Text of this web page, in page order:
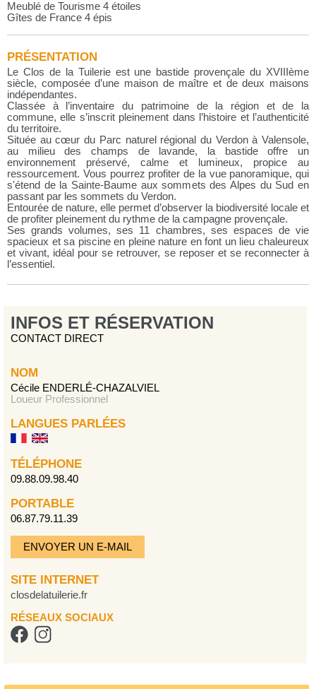
Meublé de Tourisme 4 étoiles
Gîtes de France 4 épis
PRÉSENTATION
Le Clos de la Tuilerie est une bastide provençale du XVIIIème
siècle, composée d’une maison de maître et de deux maisons
indépendantes.
Classée à l’inventaire du patrimoine de la région et de la
commune, elle s’inscrit pleinement dans l’histoire et l’authenticité
du territoire.
Située au cœur du Parc naturel régional du Verdon à Valensole,
au milieu des champs de lavande, la bastide offre un
environnement préservé, calme et lumineux, propice au
ressourcement. Vous pourrez profiter de la vue panoramique, qui
s'étend de la Sainte-Baume aux sommets des Alpes du Sud en
passant par les sommets du Verdon.
Entourée de nature, elle permet d’observer la biodiversité locale et
de profiter pleinement du rythme de la campagne provençale.
Ses grands volumes, ses 11 chambres, ses espaces de vie
spacieux et sa piscine en pleine nature en font un lieu chaleureux
et vivant, idéal pour se retrouver, se reposer et se reconnecter à
l’essentiel.
INFOS ET RÉSERVATION
CONTACT DIRECT
NOM
Cécile ENDERLÉ-CHAZALVIEL
Loueur Professionnel
LANGUES PARLÉES
TÉLÉPHONE
09.88.09.98.40
PORTABLE
06.87.79.11.39
ENVOYER UN E-MAIL
SITE INTERNET
closdelatuilerie.fr
RÉSEAUX SOCIAUX